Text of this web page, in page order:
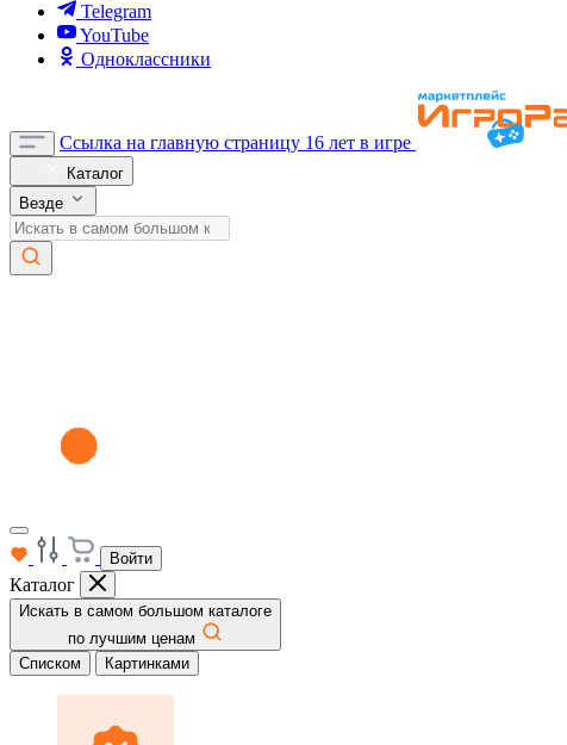
Telegram
YouTube
Одноклассники
Ссылка на главную страницу 16 лет в игре
Каталог
Везде
Войти
Каталог
Искать в самом большом каталоге
по лучшим ценам
Списком
Картинками